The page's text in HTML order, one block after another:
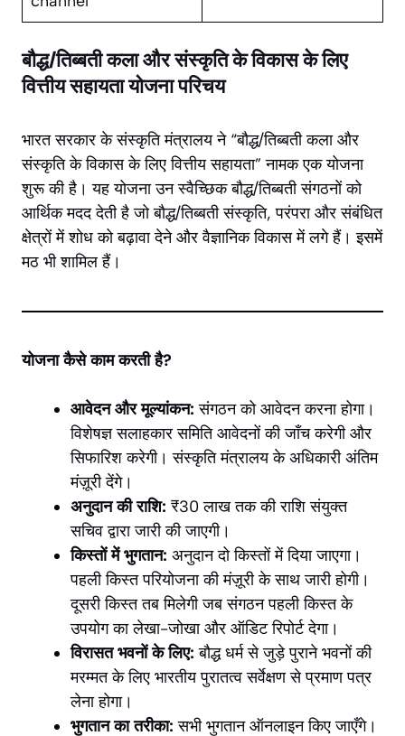
बौद्ध/तिब्बती कला और संस्कृति के विकास के लिए
वित्तीय सहायता योजना परिचय
भारत सरकार के संस्कृति मंत्रालय ने “बौद्ध/तिब्बती कला और
संस्कृति के विकास के लिए वित्तीय सहायता” नामक एक योजना
शुरू की है। यह योजना उन स्वैच्छिक बौद्ध/तिब्बती संगठनों को
आर्थिक मदद देती है जो बौद्ध/तिब्बती संस्कृति, परंपरा और संबंधित
क्षेत्रों में शोध को बढ़ावा देने और वैज्ञानिक विकास में लगे हैं। इसमें
मठ भी शामिल हैं।
योजना कैसे काम करती है?
आवेदन और मूल्यांकन: संगठन को आवेदन करना होगा।
विशेषज्ञ सलाहकार समिति आवेदनों की जाँच करेगी और
सिफारिश करेगी। संस्कृति मंत्रालय के अधिकारी अंतिम
मंज़ूरी देंगे।
अनुदान की राशि: ₹30 लाख तक की राशि संयुक्त
सचिव द्वारा जारी की जाएगी।
किस्तों में भुगतान: अनुदान दो किस्तों में दिया जाएगा।
पहली किस्त परियोजना की मंज़ूरी के साथ जारी होगी।
दूसरी किस्त तब मिलेगी जब संगठन पहली किस्त के
उपयोग का लेखा-जोखा और ऑडिट रिपोर्ट देगा।
विरासत भवनों के लिए: बौद्ध धर्म से जुड़े पुराने भवनों की
मरम्मत के लिए भारतीय पुरातत्व सर्वेक्षण से प्रमाण पत्र
लेना होगा।
भुगतान का तरीका: सभी भुगतान ऑनलाइन किए जाएँगे।